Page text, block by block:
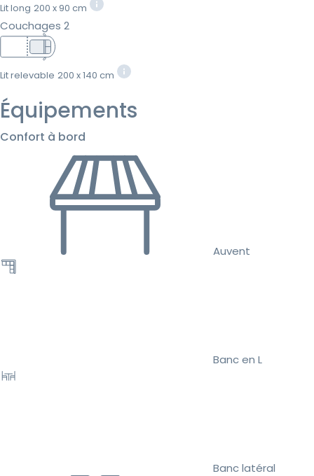
Lit long 200 x 90 cm
Couchages 2
Lit relevable 200 x 140 cm
Équipements
Confort à bord
Auvent
Banc en L
Banc latéral